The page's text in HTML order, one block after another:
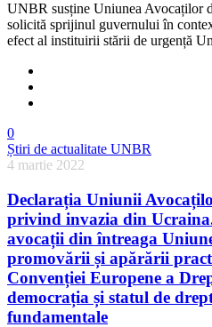
UNBR susține Uniunea Avocaților
solicită sprijinul guvernului în
efect al instituirii stării de urgență
0
Știri de actualitate UNBR
4 martie 2022
Declarația Uniunii
privind invazia din
avocații din întreaga
promovării și apărării
Convenției Europene a
democrația și statul de
fundamentale